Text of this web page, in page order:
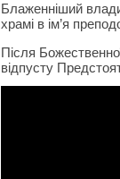
Блаженніший
храмі в ім’я
Після
відпусту